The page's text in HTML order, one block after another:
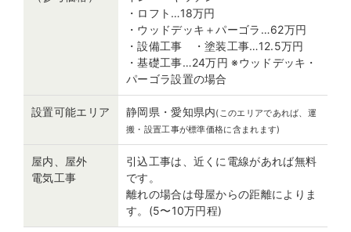
・ロフト…18万円
・ウッドデッキ＋パーゴラ…62万円
・設備工事 ・塗装工事…12.5万円
・基礎工事…24万円 ※ウッドデッキ・
パーゴラ設置の場合
設置可能エリア 静岡県・愛知県内(このエリアであれば、運
搬・設置工事が標準価格に含まれます)
屋内、屋外
電気工事
引込工事は、近くに電線があれば無料
です。
離れの場合は母屋からの距離によりま
す。(5〜10万円程)